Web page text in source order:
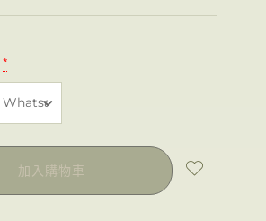
*
加入購物車